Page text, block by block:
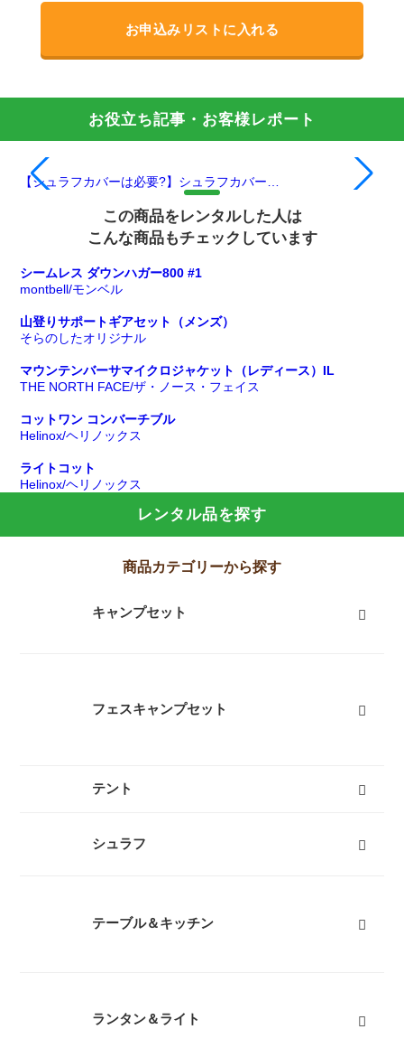
お申込みリストに入れる
お役立ち記事・お客様レポート
【シュラフカバーは必要?】シュラフカバー…
この商品をレンタルした人は
こんな商品もチェックしています
シームレス ダウンハガー800 #1
montbell/モンベル
山登りサポートギアセット（メンズ）
そらのしたオリジナル
マウンテンバーサマイクロジャケット（レディース）IL
THE NORTH FACE/ザ・ノース・フェイス
コットワン コンバーチブル
Helinox/ヘリノックス
ライトコット
Helinox/ヘリノックス
レンタル品を探す
商品カテゴリーから探す
キャンプセット
フェスキャンプセット
テント
キャンプテント
ツーリングテント
テントアイテム
シュラフ
テーブル＆キッチン
ランタン＆ライト